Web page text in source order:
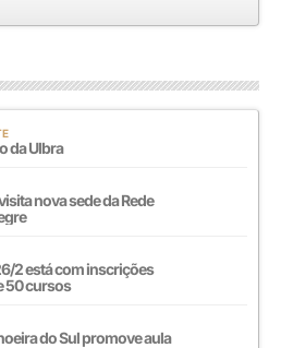
da Ulbra
nova sede da Rede
2 está com inscrições
50 cursos
do Sul promove aula